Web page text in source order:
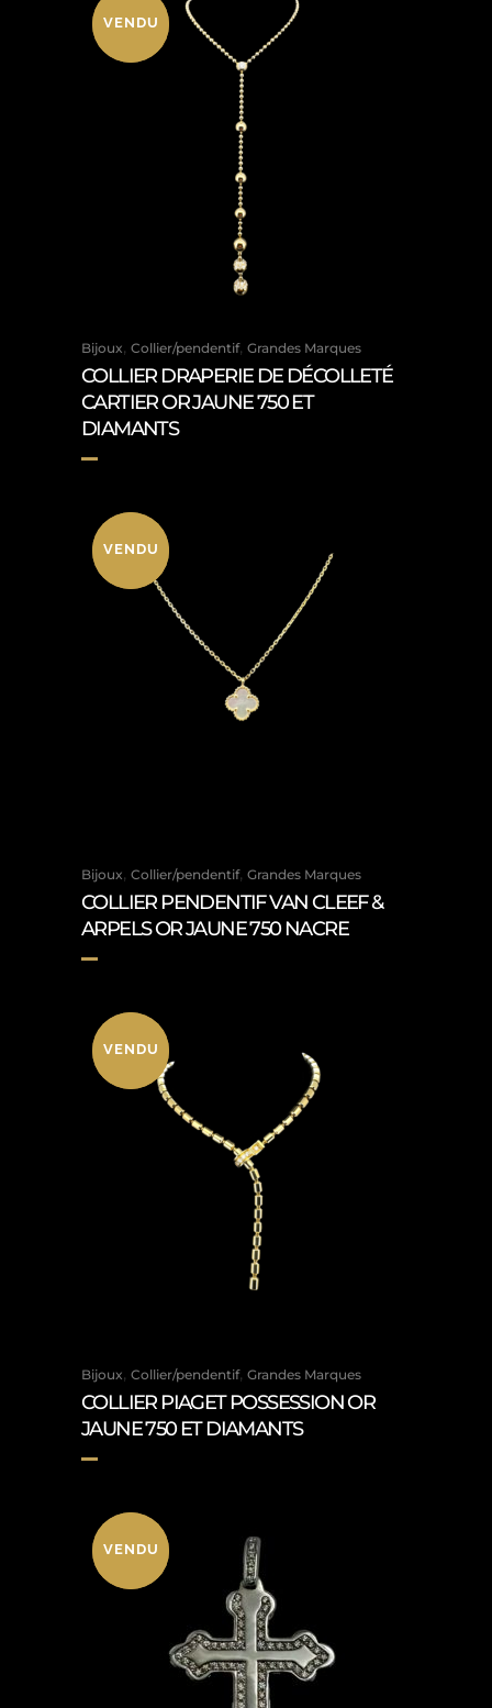
VENDU
Bijoux, Collier/pendentif, Grandes Marques
COLLIER DRAPERIE DE DÉCOLLETÉ
CARTIER OR JAUNE 750 ET
DIAMANTS
VENDU
VENDU
Bijoux, Collier/pendentif, Grandes Marques
COLLIER PENDENTIF VAN CLEEF &
ARPELS OR JAUNE 750 NACRE
VENDU
VENDU
Bijoux, Collier/pendentif, Grandes Marques
COLLIER PIAGET POSSESSION OR
JAUNE 750 ET DIAMANTS
VENDU
VENDU
VENDU